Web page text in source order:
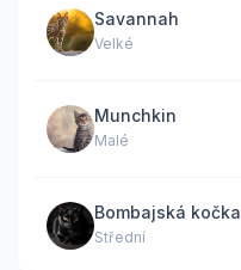
Savannah
Velké
Munchkin
Malé
Bombajská kočka
Střední